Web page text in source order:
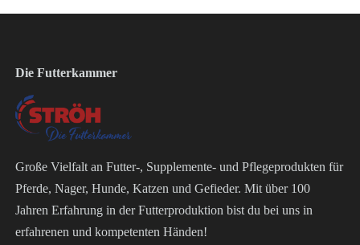
Die Futterkammer
Große Vielfalt an Futter-, Supplemente- und Pflegeprodukten für
Pferde, Nager, Hunde, Katzen und Gefieder. Mit über 100
Jahren Erfahrung in der Futterproduktion bist du bei uns in
erfahrenen und kompetenten Händen!